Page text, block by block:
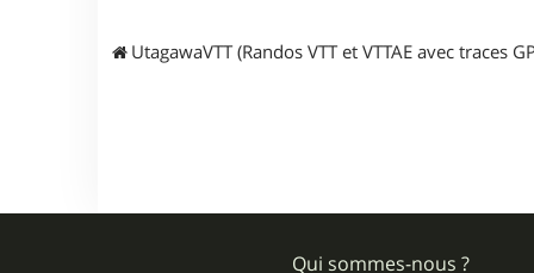
UtagawaVTT (Randos VTT et VTTAE avec traces
Qui sommes-nous ?